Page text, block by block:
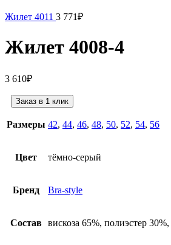
Жилет 4011 3 771₽
Жилет 4008-4
3 610₽
Заказ в 1 клик
Размеры 42, 44, 46, 48, 50, 52, 54, 56
Цвет тёмно-серый
Бренд Bra-style
Состав вискоза 65%, полиэстер